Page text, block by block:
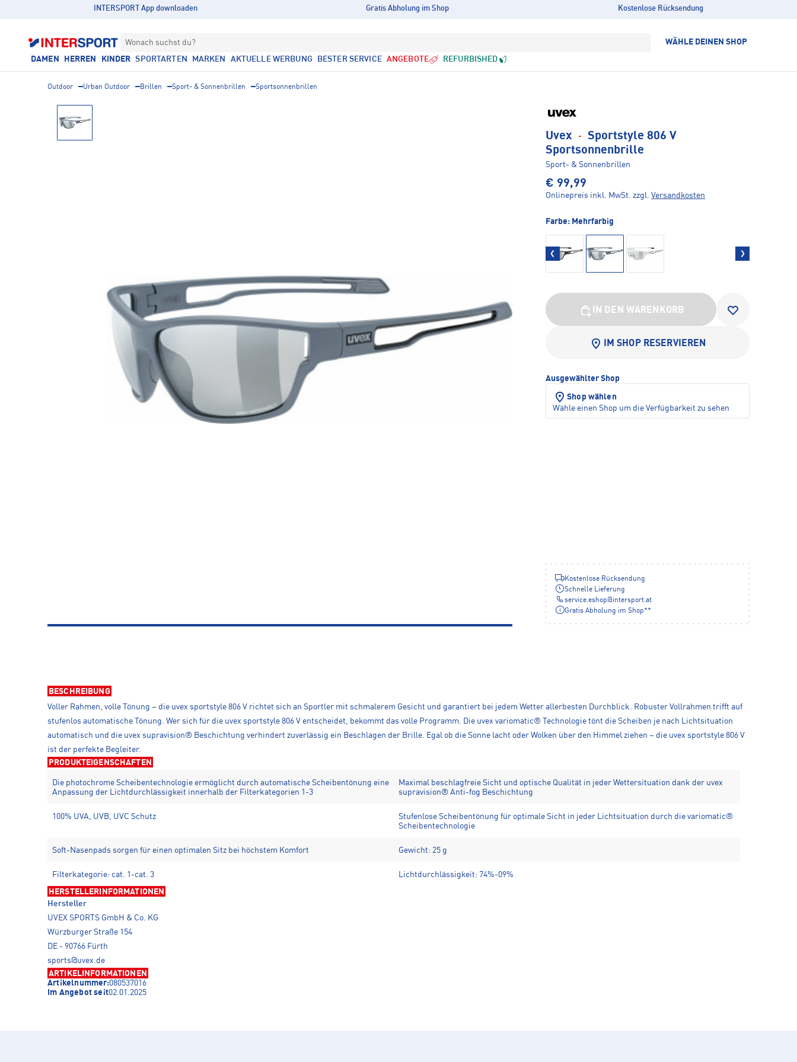
INTERSPORT App downloaden Gratis Abholung im Shop Kostenlose Rücksendung
Wonach suchst du? WÄHLE DEINEN SHOP
DAMEN HERREN KINDER SPORTARTEN MARKEN AKTUELLE WERBUNG BESTER SERVICE ANGEBOTE REFURBISHED
Outdoor Urban Outdoor Brillen Sport- & Sonnenbrillen Sportsonnenbrillen
Uvex · Sportstyle 806 V
Sportsonnenbrille
Sport- & Sonnenbrillen
€ 99,99
Onlinepreis inkl. MwSt. zzgl. Versandkosten
Farbe: Mehrfarbig
IN DEN WARENKORB
IM SHOP RESERVIEREN
Ausgewählter Shop
Shop wählen
Wähle einen Shop um die Verfügbarkeit zu sehen
Kostenlose Rücksendung
Schnelle Lieferung
service.eshop@intersport.at
Gratis Abholung im Shop**
BESCHREIBUNG
Voller Rahmen, volle Tönung – die uvex sportstyle 806 V richtet sich an Sportler mit schmalerem Gesicht und garantiert bei jedem Wetter allerbesten Durchblick. Robuster Vollrahmen trifft auf
stufenlos automatische Tönung. Wer sich für die uvex sportstyle 806 V entscheidet, bekommt das volle Programm. Die uvex variomatic® Technologie tönt die Scheiben je nach Lichtsituation
automatisch und die uvex supravision® Beschichtung verhindert zuverlässig ein Beschlagen der Brille. Egal ob die Sonne lacht oder Wolken über den Himmel ziehen – die uvex sportstyle 806 V
ist der perfekte Begleiter.
PRODUKTEIGENSCHAFTEN
Die photochrome Scheibentechnologie ermöglicht durch automatische Scheibentönung eine
Anpassung der Lichtdurchlässigkeit innerhalb der Filterkategorien 1-3
Maximal beschlagfreie Sicht und optische Qualität in jeder Wettersituation dank der uvex
supravision® Anti-fog Beschichtung
100% UVA, UVB, UVC Schutz
Stufenlose Scheibentönung für optimale Sicht in jeder Lichtsituation durch die variomatic®
Scheibentechnologie
Soft-Nasenpads sorgen für einen optimalen Sitz bei höchstem Komfort Gewicht: 25 g
Filterkategorie: cat. 1-cat. 3 Lichtdurchlässigkeit: 74%-09%
HERSTELLERINFORMATIONEN
Hersteller
UVEX SPORTS GmbH & Co. KG
Würzburger Straße 154
DE - 90766 Fürth
sports@uvex.de
ARTIKELINFORMATIONEN
Artikelnummer:080537016
Im Angebot seit02.01.2025